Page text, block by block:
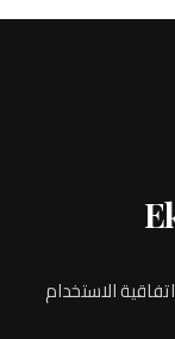
اتفاقية الاستخدام